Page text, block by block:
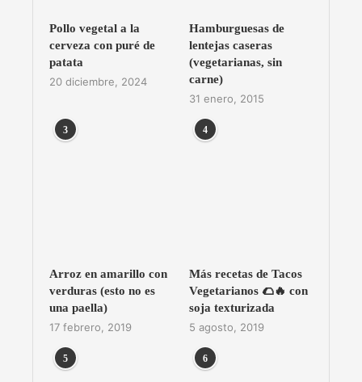
Pollo vegetal a la
cerveza con puré de
patata
20 diciembre, 2024
Hamburguesas de
lentejas caseras
(vegetarianas, sin
carne)
31 enero, 2015
3
Arroz en amarillo con
verduras (esto no es
una paella)
17 febrero, 2019
4
Más recetas de Tacos
Vegetarianos 🌮🔥 con
soja texturizada
5 agosto, 2019
5 6